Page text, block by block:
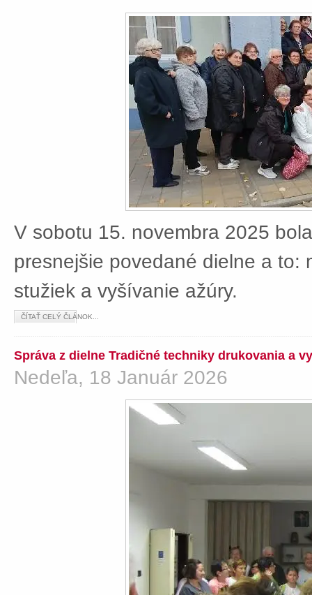
V sobotu 15. novembra 2025
presnejšie povedané dielne a to:
stužiek a vyšívanie ažúry.
ČÍTAŤ CELÝ ČLÁNOK...
Správa z dielne Tradičné techniky drukovania a
Nedeľa, 18 Január 2026